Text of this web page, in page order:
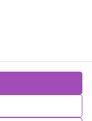
Zniżka 12 %
/noc/osoba